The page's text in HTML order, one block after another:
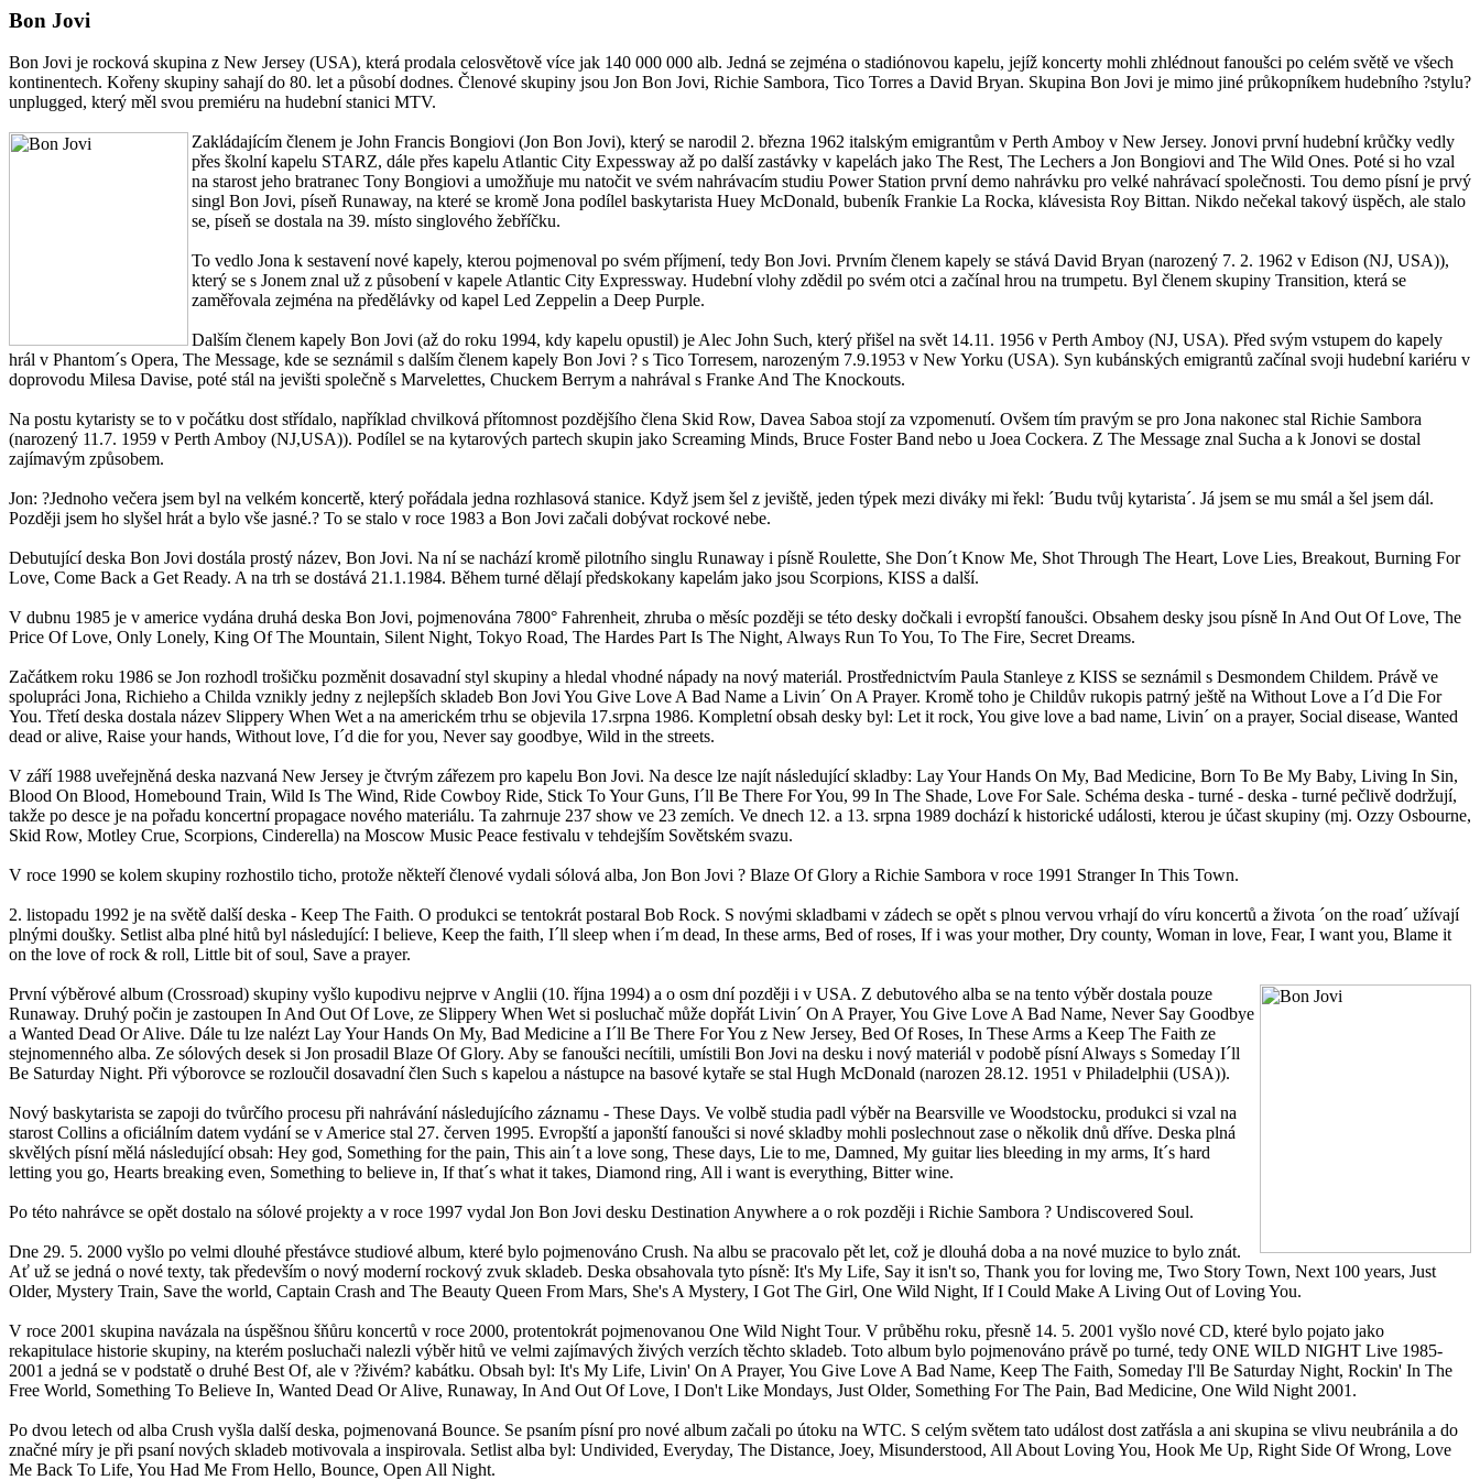
Bon Jovi
Bon Jovi je rocková skupina z New Jersey (USA), která prodala celosvětově více jak 140 000 000 alb. Jedná se zejména o stadiónovou kapelu, jejíž koncerty mohli zhlédnout fanoušci po celém světě ve všech
kontinentech. Kořeny skupiny sahají do 80. let a působí dodnes. Členové skupiny jsou Jon Bon Jovi, Richie Sambora, Tico Torres a David Bryan. Skupina Bon Jovi je mimo jiné průkopníkem hudebního ?stylu?
unplugged, který měl svou premiéru na hudební stanici MTV.
Zakládajícím členem je John Francis Bongiovi (Jon Bon Jovi), který se narodil 2. března 1962 italským emigrantům v Perth Amboy v New Jersey. Jonovi první hudební krůčky vedly
přes školní kapelu STARZ, dále přes kapelu Atlantic City Expessway až po další zastávky v kapelách jako The Rest, The Lechers a Jon Bongiovi and The Wild Ones. Poté si ho vzal
na starost jeho bratranec Tony Bongiovi a umožňuje mu natočit ve svém nahrávacím studiu Power Station první demo nahrávku pro velké nahrávací společnosti. Tou demo písní je prvý
singl Bon Jovi, píseň Runaway, na které se kromě Jona podílel baskytarista Huey McDonald, bubeník Frankie La Rocka, klávesista Roy Bittan. Nikdo nečekal takový üspěch, ale stalo
se, píseň se dostala na 39. místo singlového žebříčku.
To vedlo Jona k sestavení nové kapely, kterou pojmenoval po svém příjmení, tedy Bon Jovi. Prvním členem kapely se stává David Bryan (narozený 7. 2. 1962 v Edison (NJ, USA)),
který se s Jonem znal už z působení v kapele Atlantic City Expressway. Hudební vlohy zdědil po svém otci a začínal hrou na trumpetu. Byl členem skupiny Transition, která se
zaměřovala zejména na předělávky od kapel Led Zeppelin a Deep Purple.
Dalším členem kapely Bon Jovi (až do roku 1994, kdy kapelu opustil) je Alec John Such, který přišel na svět 14.11. 1956 v Perth Amboy (NJ, USA). Před svým vstupem do kapely
hrál v Phantom´s Opera, The Message, kde se seznámil s dalším členem kapely Bon Jovi ? s Tico Torresem, narozeným 7.9.1953 v New Yorku (USA). Syn kubánských emigrantů začínal svoji hudební kariéru v
doprovodu Milesa Davise, poté stál na jevišti společně s Marvelettes, Chuckem Berrym a nahrával s Franke And The Knockouts.
Na postu kytaristy se to v počátku dost střídalo, například chvilková přítomnost pozdějšího člena Skid Row, Davea Saboa stojí za vzpomenutí. Ovšem tím pravým se pro Jona nakonec stal Richie Sambora
(narozený 11.7. 1959 v Perth Amboy (NJ,USA)). Podílel se na kytarových partech skupin jako Screaming Minds, Bruce Foster Band nebo u Joea Cockera. Z The Message znal Sucha a k Jonovi se dostal
zajímavým způsobem.
Jon: ?Jednoho večera jsem byl na velkém koncertě, který pořádala jedna rozhlasová stanice. Když jsem šel z jeviště, jeden týpek mezi diváky mi řekl: ´Budu tvůj kytarista´. Já jsem se mu smál a šel jsem dál.
Později jsem ho slyšel hrát a bylo vše jasné.? To se stalo v roce 1983 a Bon Jovi začali dobývat rockové nebe.
Debutující deska Bon Jovi dostála prostý název, Bon Jovi. Na ní se nachází kromě pilotního singlu Runaway i písně Roulette, She Don´t Know Me, Shot Through The Heart, Love Lies, Breakout, Burning For
Love, Come Back a Get Ready. A na trh se dostává 21.1.1984. Během turné dělají předskokany kapelám jako jsou Scorpions, KISS a další.
V dubnu 1985 je v americe vydána druhá deska Bon Jovi, pojmenována 7800° Fahrenheit, zhruba o měsíc později se této desky dočkali i evropští fanoušci. Obsahem desky jsou písně In And Out Of Love, The
Price Of Love, Only Lonely, King Of The Mountain, Silent Night, Tokyo Road, The Hardes Part Is The Night, Always Run To You, To The Fire, Secret Dreams.
Začátkem roku 1986 se Jon rozhodl trošičku pozměnit dosavadní styl skupiny a hledal vhodné nápady na nový materiál. Prostřednictvím Paula Stanleye z KISS se seznámil s Desmondem Childem. Právě ve
spolupráci Jona, Richieho a Childa vznikly jedny z nejlepších skladeb Bon Jovi You Give Love A Bad Name a Livin´ On A Prayer. Kromě toho je Childův rukopis patrný ještě na Without Love a I´d Die For
You. Třetí deska dostala název Slippery When Wet a na americkém trhu se objevila 17.srpna 1986. Kompletní obsah desky byl: Let it rock, You give love a bad name, Livin´ on a prayer, Social disease, Wanted
dead or alive, Raise your hands, Without love, I´d die for you, Never say goodbye, Wild in the streets.
V září 1988 uveřejněná deska nazvaná New Jersey je čtvrým zářezem pro kapelu Bon Jovi. Na desce lze najít následující skladby: Lay Your Hands On My, Bad Medicine, Born To Be My Baby, Living In Sin,
Blood On Blood, Homebound Train, Wild Is The Wind, Ride Cowboy Ride, Stick To Your Guns, I´ll Be There For You, 99 In The Shade, Love For Sale. Schéma deska - turné - deska - turné pečlivě dodržují,
takže po desce je na pořadu koncertní propagace nového materiálu. Ta zahrnuje 237 show ve 23 zemích. Ve dnech 12. a 13. srpna 1989 dochází k historické události, kterou je účast skupiny (mj. Ozzy Osbourne,
Skid Row, Motley Crue, Scorpions, Cinderella) na Moscow Music Peace festivalu v tehdejším Sovětském svazu.
V roce 1990 se kolem skupiny rozhostilo ticho, protože někteří členové vydali sólová alba, Jon Bon Jovi ? Blaze Of Glory a Richie Sambora v roce 1991 Stranger In This Town.
2. listopadu 1992 je na světě další deska - Keep The Faith. O produkci se tentokrát postaral Bob Rock. S novými skladbami v zádech se opět s plnou vervou vrhají do víru koncertů a života ´on the road´ užívají
plnými doušky. Setlist alba plné hitů byl následující: I believe, Keep the faith, I´ll sleep when i´m dead, In these arms, Bed of roses, If i was your mother, Dry county, Woman in love, Fear, I want you, Blame it
on the love of rock & roll, Little bit of soul, Save a prayer.
První výběrové album (Crossroad) skupiny vyšlo kupodivu nejprve v Anglii (10. října 1994) a o osm dní později i v USA. Z debutového alba se na tento výběr dostala pouze
Runaway. Druhý počin je zastoupen In And Out Of Love, ze Slippery When Wet si posluchač může dopřát Livin´ On A Prayer, You Give Love A Bad Name, Never Say Goodbye
a Wanted Dead Or Alive. Dále tu lze nalézt Lay Your Hands On My, Bad Medicine a I´ll Be There For You z New Jersey, Bed Of Roses, In These Arms a Keep The Faith ze
stejnomenného alba. Ze sólových desek si Jon prosadil Blaze Of Glory. Aby se fanoušci necítili, umístili Bon Jovi na desku i nový materiál v podobě písní Always s Someday I´ll
Be Saturday Night. Při výborovce se rozloučil dosavadní člen Such s kapelou a nástupce na basové kytaře se stal Hugh McDonald (narozen 28.12. 1951 v Philadelphii (USA)).
Nový baskytarista se zapoji do tvůrčího procesu při nahrávání následujícího záznamu - These Days. Ve volbě studia padl výběr na Bearsville ve Woodstocku, produkci si vzal na
starost Collins a oficiálním datem vydání se v Americe stal 27. červen 1995. Evropští a japonští fanoušci si nové skladby mohli poslechnout zase o několik dnů dříve. Deska plná
skvělých písní mělá následující obsah: Hey god, Something for the pain, This ain´t a love song, These days, Lie to me, Damned, My guitar lies bleeding in my arms, It´s hard
letting you go, Hearts breaking even, Something to believe in, If that´s what it takes, Diamond ring, All i want is everything, Bitter wine.
Po této nahrávce se opět dostalo na sólové projekty a v roce 1997 vydal Jon Bon Jovi desku Destination Anywhere a o rok později i Richie Sambora ? Undiscovered Soul.
Dne 29. 5. 2000 vyšlo po velmi dlouhé přestávce studiové album, které bylo pojmenováno Crush. Na albu se pracovalo pět let, což je dlouhá doba a na nové muzice to bylo znát.
Ať už se jedná o nové texty, tak především o nový moderní rockový zvuk skladeb. Deska obsahovala tyto písně: It's My Life, Say it isn't so, Thank you for loving me, Two Story Town, Next 100 years, Just
Older, Mystery Train, Save the world, Captain Crash and The Beauty Queen From Mars, She's A Mystery, I Got The Girl, One Wild Night, If I Could Make A Living Out of Loving You.
V roce 2001 skupina navázala na úspěšnou šňůru koncertů v roce 2000, protentokrát pojmenovanou One Wild Night Tour. V průběhu roku, přesně 14. 5. 2001 vyšlo nové CD, které bylo pojato jako
rekapitulace historie skupiny, na kterém posluchači nalezli výběr hitů ve velmi zajímavých živých verzích těchto skladeb. Toto album bylo pojmenováno právě po turné, tedy ONE WILD NIGHT Live 1985-
2001 a jedná se v podstatě o druhé Best Of, ale v ?živém? kabátku. Obsah byl: It's My Life, Livin' On A Prayer, You Give Love A Bad Name, Keep The Faith, Someday I'll Be Saturday Night, Rockin' In The
Free World, Something To Believe In, Wanted Dead Or Alive, Runaway, In And Out Of Love, I Don't Like Mondays, Just Older, Something For The Pain, Bad Medicine, One Wild Night 2001.
Po dvou letech od alba Crush vyšla další deska, pojmenovaná Bounce. Se psaním písní pro nové album začali po útoku na WTC. S celým světem tato událost dost zatřásla a ani skupina se vlivu neubránila a do
značné míry je při psaní nových skladeb motivovala a inspirovala. Setlist alba byl: Undivided, Everyday, The Distance, Joey, Misunderstood, All About Loving You, Hook Me Up, Right Side Of Wrong, Love
Me Back To Life, You Had Me From Hello, Bounce, Open All Night.